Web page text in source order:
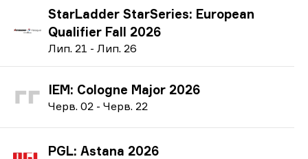
StarLadder StarSeries: European
Qualifier Fall 2026
Лип. 21 - Лип. 26
IEM: Cologne Major 2026
Черв. 02 - Черв. 22
PGL: Astana 2026